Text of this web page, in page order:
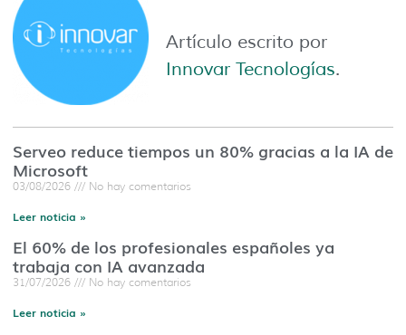
Artículo escrito por
Innovar Tecnologías.
Serveo reduce tiempos un 80% gracias a la IA de
Microsoft
03/08/2026 No hay comentarios
Leer noticia »
El 60% de los profesionales españoles ya
trabaja con IA avanzada
31/07/2026 No hay comentarios
Leer noticia »